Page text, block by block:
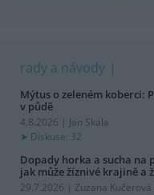
rady a návody
Mýtus o zeleném koberci:
v půdě
4.8.2026 | Jan Skala
Diskuse: 32
Dopady horka a sucha na
jak může žíznivé krajině a
29.7.2026 | Zuzana Kučerová